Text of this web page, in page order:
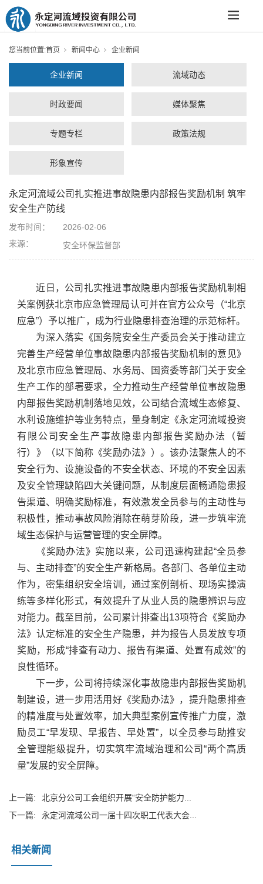
您当前位置:首页 新闻中心 企业新闻
企业新闻 流域动态
时政要闻 媒体聚焦
专题专栏 政策法规
形象宣传
永定河流域公司扎实推进事故隐患内部报告奖励机制 筑牢
安全生产防线
发布时间：
2026-02-06
来源：
安全环保监督部
近日，公司扎实推进事故隐患内部报告奖励机制相
关案例获北京市应急管理局认可并在官方公众号（“北京
应急”）予以推广，成为行业隐患排查治理的示范标杆。
为深入落实《国务院安全生产委员会关于推动建立
完善生产经营单位事故隐患内部报告奖励机制的意见》
及北京市应急管理局、水务局、国资委等部门关于安全
生产工作的部署要求，全力推动生产经营单位事故隐患
内部报告奖励机制落地见效，公司结合流域生态修复、
水利设施维护等业务特点，量身制定《永定河流域投资
有限公司安全生产事故隐患内部报告奖励办法（暂
行）》（以下简称《奖励办法》）。该办法聚焦人的不
安全行为、设施设备的不安全状态、环境的不安全因素
及安全管理缺陷四大关键问题，从制度层面畅通隐患报
告渠道、明确奖励标准，有效激发全员参与的主动性与
积极性，推动事故风险消除在萌芽阶段，进一步筑牢流
域生态保护与运营管理的安全屏障。
《奖励办法》实施以来，公司迅速构建起“全员参
与、主动排查”的安全生产新格局。各部门、各单位主动
作为，密集组织安全培训，通过案例剖析、现场实操演
练等多样化形式，有效提升了从业人员的隐患辨识与应
对能力。截至目前，公司累计排查出13项符合《奖励办
法》认定标准的安全生产隐患，并为报告人员发放专项
奖励，形成“排查有动力、报告有渠道、处置有成效”的
良性循环。
下一步，公司将持续深化事故隐患内部报告奖励机
制建设，进一步用活用好《奖励办法》，提升隐患排查
的精准度与处置效率，加大典型案例宣传推广力度，激
励员工“早发现、早报告、早处置”，以全员参与助推安
全管理能级提升，切实筑牢流域治理和公司“两个高质
量”发展的安全屏障。
上一篇:
北京分公司工会组织开展“安全防护能力...
下一篇:
永定河流域公司一届十四次职工代表大会...
相关新闻